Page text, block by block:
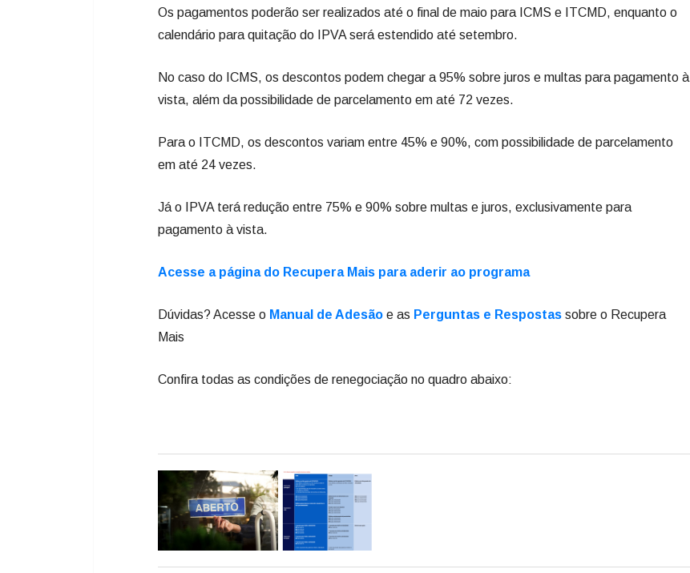
Os pagamentos poderão ser realizados até o final de maio para ICMS e ITCMD, enquanto o
calendário para quitação do IPVA será estendido até setembro.
No caso do ICMS, os descontos podem chegar a 95% sobre juros e multas para pagamento à
vista, além da possibilidade de parcelamento em até 72 vezes.
Para o ITCMD, os descontos variam entre 45% e 90%, com possibilidade de parcelamento
em até 24 vezes.
Já o IPVA terá redução entre 75% e 90% sobre multas e juros, exclusivamente para
pagamento à vista.
Acesse a página do Recupera Mais para aderir ao programa
Dúvidas? Acesse o Manual de Adesão e as Perguntas e Respostas sobre o Recupera
Mais
Confira todas as condições de renegociação no quadro abaixo: